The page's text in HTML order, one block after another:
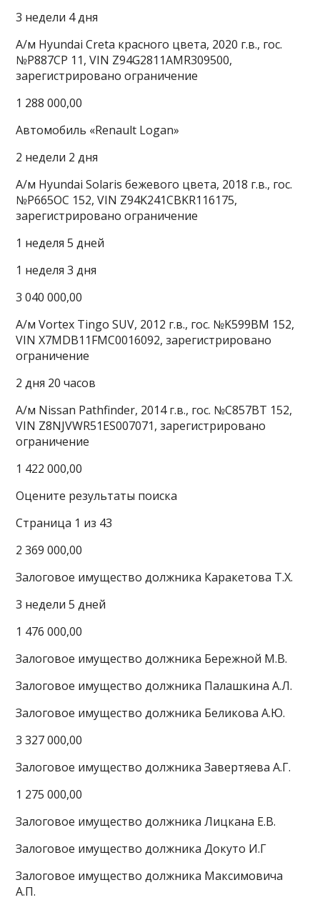
3 недели 4 дня
А/м Hyundai Creta красного цвета, 2020 г.в., гос.
№P887CP 11, VIN Z94G2811AMR309500,
зарегистрировано ограничение
1 288 000,00
Автомобиль «Renault Logan»
2 недели 2 дня
А/м Hyundai Solaris бежевого цвета, 2018 г.в., гос.
№P665OC 152, VIN Z94K241CBKR116175,
зарегистрировано ограничение
1 неделя 5 дней
1 неделя 3 дня
3 040 000,00
А/м Vortex Tingo SUV, 2012 г.в., гос. №K599BM 152,
VIN X7MDB11FMC0016092, зарегистрировано
ограничение
2 дня 20 часов
А/м Nissan Pathfinder, 2014 г.в., гос. №C857BT 152,
VIN Z8NJVWR51ES007071, зарегистрировано
ограничение
1 422 000,00
Оцените результаты поиска
Страница 1 из 43
2 369 000,00
Залоговое имущество должника Каракетова Т.Х.
3 недели 5 дней
1 476 000,00
Залоговое имущество должника Бережной М.В.
Залоговое имущество должника Палашкина А.Л.
Залоговое имущество должника Беликова А.Ю.
3 327 000,00
Залоговое имущество должника Завертяева А.Г.
1 275 000,00
Залоговое имущество должника Лицкана Е.В.
Залоговое имущество должника Докуто И.Г
Залоговое имущество должника Максимовича
А.П.